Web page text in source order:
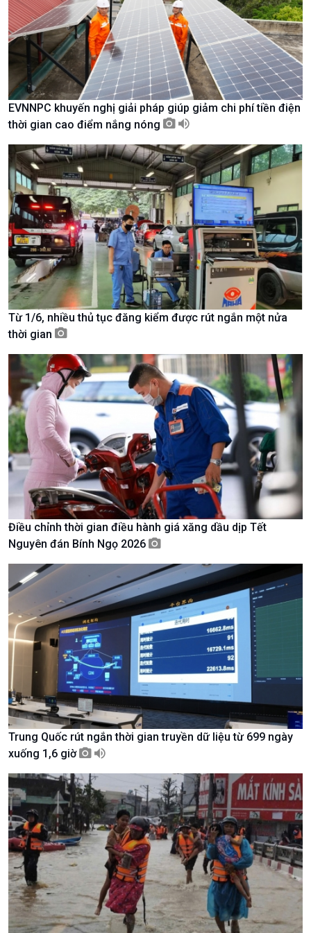
Nam
Xã hội
Tin Đời sống & Xã hội
360 độ Sức khỏe
Chuyển đổi Xanh
Tài nguyên và Môi trường
Chuyên gia của bạn
Xã hội chuyển động
Bước chân đến trường
Khoa học & Công nghệ
Tin Khoa học & Công nghệ
Kết nối công nghệ
Sống chung với biến đổi
khí hậu
Văn hoá & Du lịch
Tin Văn hoá & Du lịch
Chát với người nổi tiếng
Câu chuyện Thể thao
Multimedia
Infographic
E-Magazine
EVNNPC khuyến nghị giải pháp giúp giảm chi phí tiền điện
thời gian cao điểm nắng nóng
Từ 1/6, nhiều thủ tục đăng kiểm được rút ngắn một nửa
thời gian
Điều chỉnh thời gian điều hành giá xăng dầu dịp Tết
Nguyên đán Bính Ngọ 2026
Trung Quốc rút ngắn thời gian truyền dữ liệu từ 699 ngày
xuống 1,6 giờ